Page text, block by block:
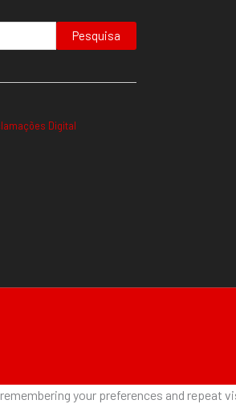
Pesquisa
Digital
your preferences and repeat